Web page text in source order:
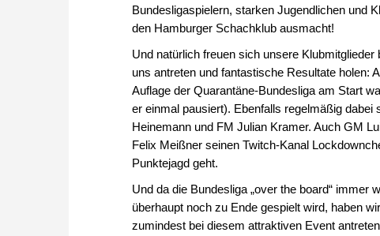
Bundesligaspielern, starken Jugendlichen und
den Hamburger Schachklub ausmacht!
Und natürlich freuen sich unsere
uns antreten und fantastische Resultate holen:
Auflage der Quarantäne-Bundesliga am Start
er einmal pausiert). Ebenfalls regelmäßig
Heinemann und FM Julian Kramer. Auch GM
Felix Meißner seinen Twitch-Kanal
Punktejagd geht.
Und da die Bundesliga „over the board“
überhaupt noch zu Ende gespielt wird, haben
zumindest bei diesem attraktiven Event